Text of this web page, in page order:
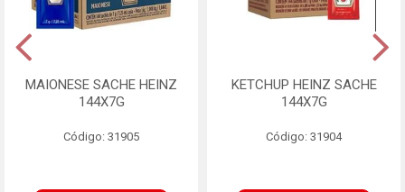
MAIONESE SACHE HEINZ
144X7G
Código: 31905
KETCHUP HEINZ SACHE
144X7G
Código: 31904